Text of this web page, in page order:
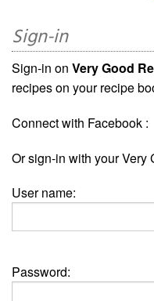
Sign-in
Sign-in on Very Good
recipes on your recipe
Connect with Facebook :
Or sign-in with your Very
User name:
Password: